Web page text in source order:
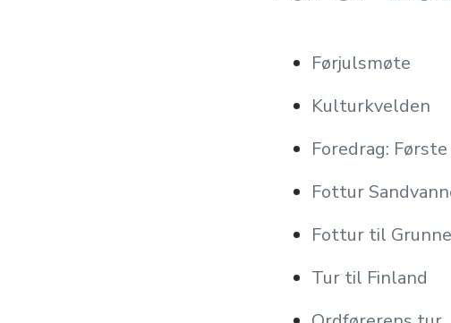
Førjulsmøte
Kulturkvelden
Foredrag:
Fottur
Fottur til
Tur til Finland